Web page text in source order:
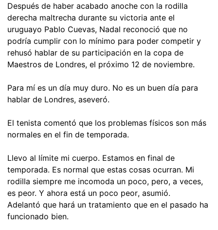
Después de haber acabado anoche con la rodilla
derecha maltrecha durante su victoria ante el
uruguayo Pablo Cuevas, Nadal reconoció que no
podría cumplir con lo mínimo para poder competir y
rehusó hablar de su participación en la copa de
Maestros de Londres, el próximo 12 de noviembre.
Para mí es un día muy duro. No es un buen día para
hablar de Londres, aseveró.
El tenista comentó que los problemas físicos son más
normales en el fin de temporada.
Llevo al límite mi cuerpo. Estamos en final de
temporada. Es normal que estas cosas ocurran. Mi
rodilla siempre me incomoda un poco, pero, a veces,
es peor. Y ahora está un poco peor, asumió.
Adelantó que hará un tratamiento que en el pasado ha
funcionado bien.